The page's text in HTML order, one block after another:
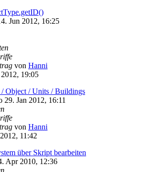
Jun 2012, 16:25
von Hanni
19:05
Object / Units / Buildings
29. Jan 2012, 16:11
von Hanni
11:42
über Skript bearbeiten
Apr 2010, 12:36